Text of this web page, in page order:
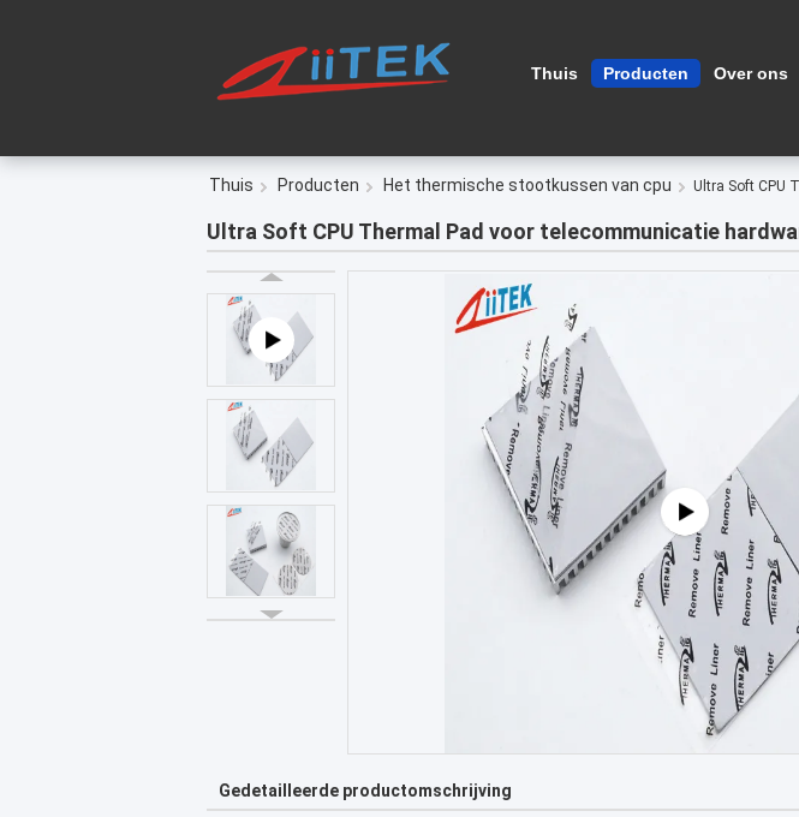
Thuis Producten Over ons
Thuis Producten Het thermische stootkussen van cpu Ultra Soft CPU
Ultra Soft CPU Thermal Pad voor telecommunicatie
Gedetailleerde productomschrijving